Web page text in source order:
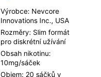
Výrobce: Nevcore
Innovations Inc., USA
Rozměry: Slim formát
pro diskrétní užívání
Obsah nikotinu:
10mg/sáček
Objem: 20 sáčků v